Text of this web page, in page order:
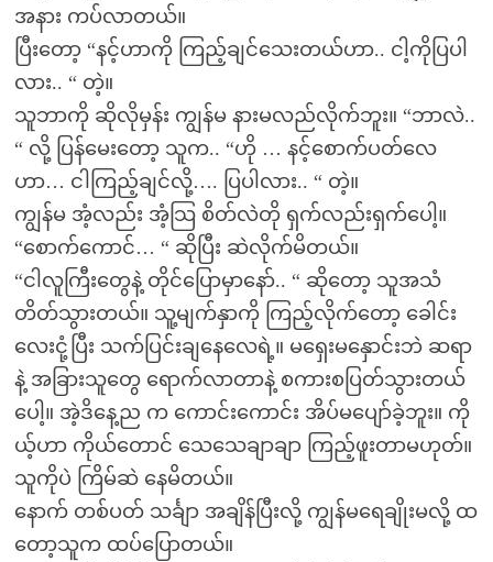
အနား ကပ်လာတယ်။
ပြီးတော့ “နင့်ဟာကို ကြည့်ချင်သေးတယ်ဟာ.. ငါ့ကိုပြပါ
လား.. “ တဲ့။
သူဘာကို ဆိုလိုမှန်း ကျွန်မ နားမလည်လိုက်ဘူး။ “ဘာလဲ..
“ လို့ ပြန်မေးတော့ သူက.. “ဟို … နင့်စောက်ပတ်လေ
ဟာ… ငါကြည့်ချင်လို့…. ပြပါလား.. “ တဲ့။
ကျွန်မ အံ့လည်း အံ့သြ စိတ်လဲတို ရှက်လည်းရှက်ပေါ့။
“စောက်ကောင်… “ ဆိုပြီး ဆဲလိုက်မိတယ်။
“ငါလူကြီးတွေနဲ့ တိုင်ပြောမှာနော်.. “ ဆိုတော့ သူအသံ
တိတ်သွားတယ်။ သူ့မျက်နှာကို ကြည့်လိုက်တော့ ခေါင်း
လေးငုံ့ပြီး သက်ပြင်းချနေလေရဲ့။ မရှေးမနှောင်းဘဲ ဆရာ
နဲ့ အခြားသူတွေ ရောက်လာတာနဲ့ စကားစပြတ်သွားတယ်
ပေါ့။ အဲ့ဒိနေ့ည က ကောင်းကောင်း အိပ်မပျော်ခဲ့ဘူး။ ကို
ယ့်ဟာ ကိုယ်တောင် သေသေချာချာ ကြည့်ဖူးတာမဟုတ်။
သူကိုပဲ ကြိမ်ဆဲ နေမိတယ်။
နောက် တစ်ပတ် သင်္ချာ အချိန်ပြီးလို့ ကျွန်မရေချိုးမလို့ ထ
တော့သူက ထပ်ပြောတယ်။